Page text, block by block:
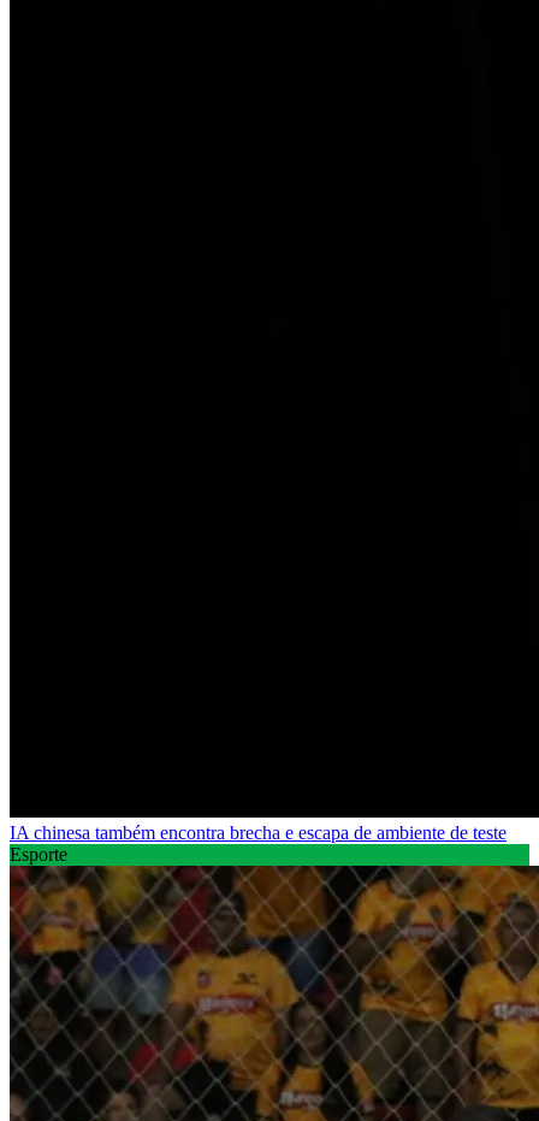
IA chinesa também encontra brecha e escapa de ambiente de teste
Esporte